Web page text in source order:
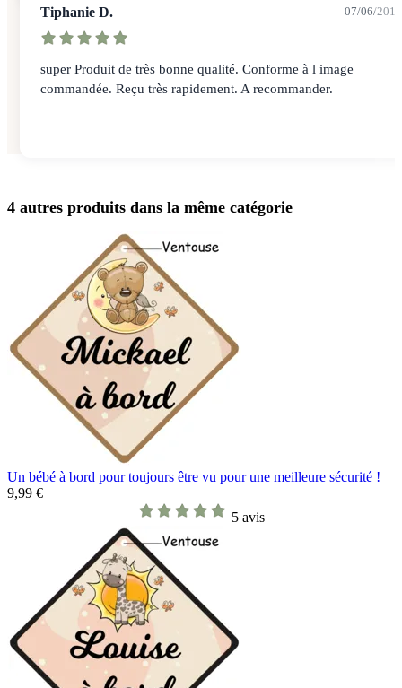
Tiphanie D. 07/06/2016
super Produit de très bonne qualité. Conforme à l image
commandée. Reçu très rapidement. A recommander.
4 autres produits dans la même catégorie
Un bébé à bord pour toujours être vu pour une meilleure sécurité !
9,99 €
5 avis